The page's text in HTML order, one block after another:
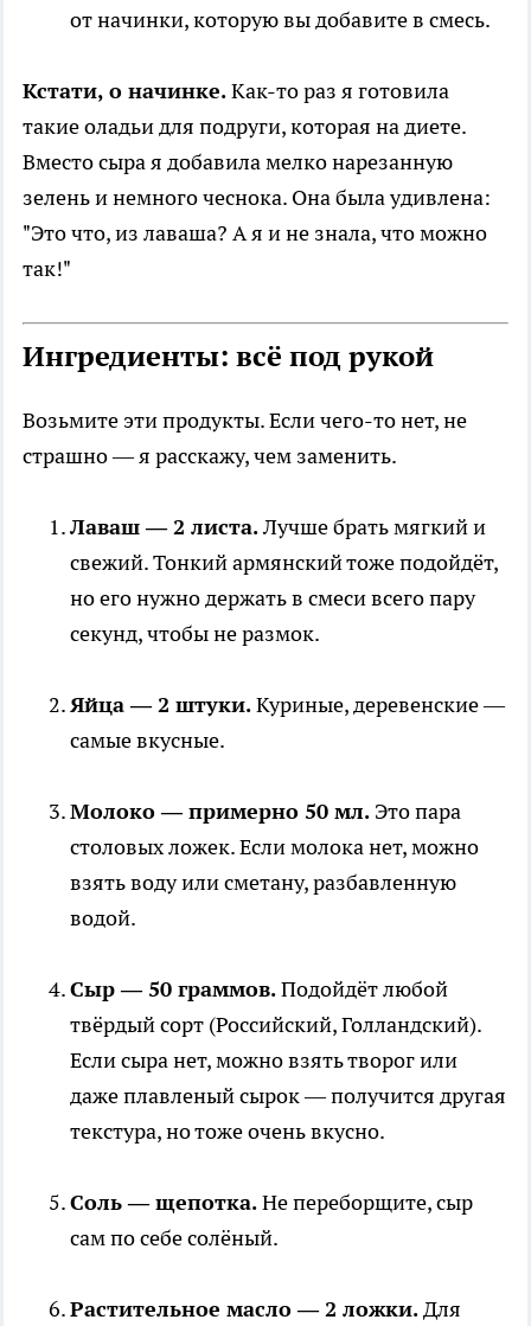
от начинки, которую вы добавите в смесь.
Кстати, о начинке.Как-то раз я готовила
такие оладьи для подруги, которая на диете.
Вместо сыра я добавила мелко нарезанную
зелень и немного чеснока. Она была удивлена:
"Это что, из лаваша? А я и не знала, что можно
так!"
Ингредиенты: всё под рукой
Возьмите эти продукты. Если чего-то нет, не
страшно — я расскажу, чем заменить.
Лаваш — 2 листа.Лучше брать мягкий и
свежий. Тонкий армянский тоже подойдёт,
но его нужно держать в смеси всего пару
секунд, чтобы не размок.
Яйца — 2 штуки.Куриные, деревенские —
самые вкусные.
Молоко — примерно 50 мл. Это пара
столовых ложек. Если молока нет, можно
взять воду или сметану, разбавленную
водой.
Сыр — 50 граммов.Подойдёт любой
твёрдый сорт (Российский, Голландский).
Если сыра нет, можно взять творог или
даже плавленый сырок — получится другая
текстура, но тоже очень вкусно.
Соль — щепотка.Не переборщите, сыр
сам по себе солёный.
Растительное масло — 2 ложки.Для